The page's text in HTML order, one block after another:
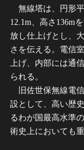
無線塔は、円形
12.1m、高さ136m
放し仕上げとし、
さを伝える。電信
上げ、内部には通
られる。
旧佐世保無線電
設として、高い歴
るわが国最高水準
術史上においても重